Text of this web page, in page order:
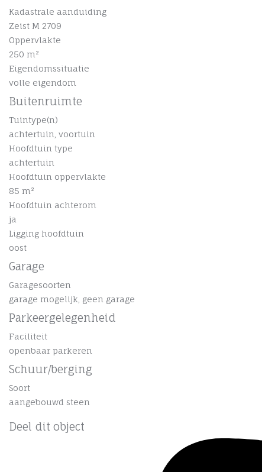
Kadastrale aanduiding
Zeist M 2709
Oppervlakte
250 m²
Eigendomssituatie
volle eigendom
Buitenruimte
Tuintype(n)
achtertuin, voortuin
Hoofdtuin type
achtertuin
Hoofdtuin oppervlakte
85 m²
Hoofdtuin achterom
ja
Ligging hoofdtuin
oost
Garage
Garagesoorten
garage mogelijk, geen garage
Parkeergelegenheid
Faciliteit
openbaar parkeren
Schuur/berging
Soort
aangebouwd steen
Deel dit object